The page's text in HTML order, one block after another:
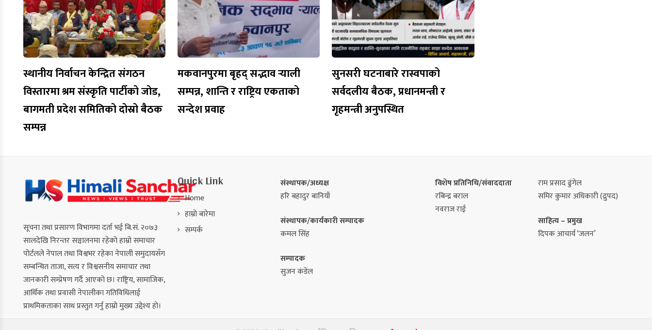
स्थानीय निर्वाचन केन्द्रित संगठन
विस्तारमा श्रम संस्कृति पार्टीको जोड,
बागमती प्रदेश समितिको दोस्रो बैठक
सम्पन्न
मकवानपुरमा बृहद् सद्भाव र्‍याली
सम्पन्न, शान्ति र राष्ट्रिय एकताको
सन्देश प्रवाह
सुनसरी घटनाबारे रास्वपाको
सर्वदलीय बैठक, प्रधानमन्त्री र
गृहमन्त्री अनुपस्थित
सूचना तथा प्रसारण विभागमा दर्ता भई बि.सं. २०७३
सालदेखि निरन्तर सञ्चालनमा रहेको हाम्रो समाचार
पोर्टलले नेपाल तथा विश्वभर रहेका नेपाली समुदायसँग
सम्बन्धित ताजा, सत्य र विश्वसनीय समाचार तथा
जानकारी सम्प्रेषण गर्दै आएको छ। राष्ट्रिय, सामाजिक,
आर्थिक तथा प्रवासी नेपालीका गतिविधिलाई
प्राथमिकताका साथ प्रस्तुत गर्नु हाम्रो मुख्य उद्देश्य हो।
Quick Link
Home
हाम्रो बारेमा
सम्पर्क
संस्थापक/अध्यक्ष
हरि बहादुर बानियाँ
संस्थापक/कार्यकारी सम्पादक
कमल सिंह
सम्पादक
सुजन कंडेल
विशेष प्रतिनिधि/संवाददाता
रबिन्द्र बराल
नवराज राई
राम प्रसाद ढुंगेल
समिर कुमार अधिकारी (द्रुपद)
साहित्य – प्रमुख
दिपक आचार्य ‘जलन’